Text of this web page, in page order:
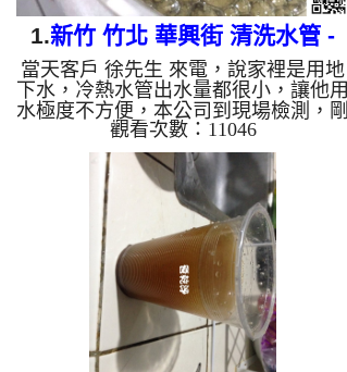
1.新竹 竹北 華興街 清洗水管 -
家有泡沫紅茶
當天客戶 徐先生 來電，說家裡是用地
下水，冷熱水管出水量都很小，讓他用
水極度不方便，本公司到現場檢測，剛
拆下三角凡爾，就發現管路已經堵住，
管壁內盡是黑色的管垢，本公司架設
管路清洗機 ，開始 清洗水管 ，黑色的
髒水一直從水龍頭流出，有一塊一塊的
異物之外，出水還成泡沫狀，如下圖片
及影片，客戶 徐先生 發現家裡有泡沫
紅茶，清洗過程中，管路堵住三次，本
公司改用特殊工法 洗水管 ， 水管清洗
約四個小時後，水管已正常出水，徐先
生 很高興能正常用水了。 清洗水管,
水管清洗, 洗水管...
觀看次數：11046